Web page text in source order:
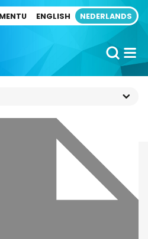
ENGLISH NEDERLANDS